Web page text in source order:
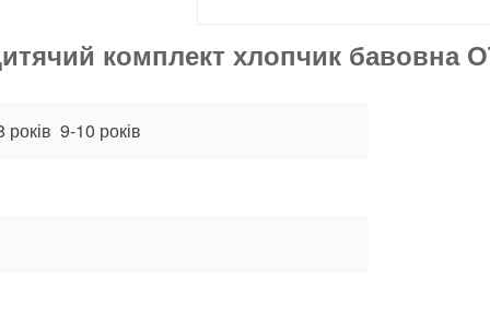
комплект хлопчик бавовна
9-10 років